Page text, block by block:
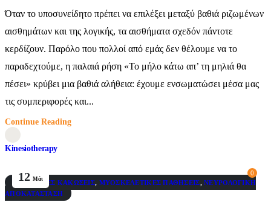
Όταν το υποσυνείδητο πρέπει να επιλέξει μεταξύ βαθιά ριζωμένων
αισθημάτων και της λογικής, τα αισθήματα σχεδόν πάντοτε
κερδίζουν. Παρόλο που πολλοί από εμάς δεν θέλουμε να το
παραδεχτούμε, η παλαιά ρήση «Το μήλο κάτω απ’ τη μηλιά θα
πέσει» κρύβει μια βαθιά αλήθεια: έχουμε ενσωματώσει μέσα μας
τις συμπεριφορές και...
Continue Reading
Kinesiotherapy
12 Μάι
0
AΘΛΗΤΙΚΈΣ ΚΑΚΏΣΕΙΣ, ΜΥΟΣΚΕΛΕΤΙΚΈΣ ΠΑΘΉΣΕΙΣ,ΝΕΥΡΟΛΟΓΙΚΉ
ΑΠΟΚΑΤΆΣΤΑΣΗ